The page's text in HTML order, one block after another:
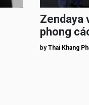
Zendaya
phong
bá
by Thai Khang